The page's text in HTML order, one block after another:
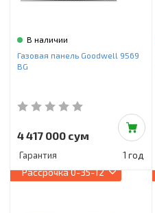
В наличии
Газовая панель Goodwell 9569
BG
4 417 000 сум
Гарантия 1 год
Рассрочка0-35-12